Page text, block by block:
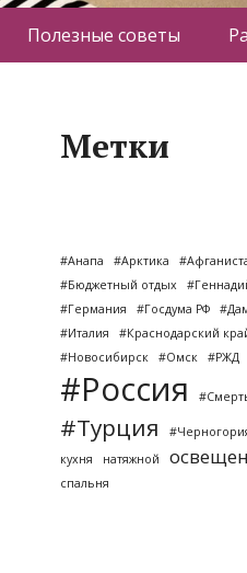
Полезные советы
Метки
#Анапа #Арктика
#Бюджетный отдых
#Германия
#Госдума РФ
#Италия
#Краснодарский
#Новосибирск
#Омск #РЖД
#Россия
#Турция
кухня
натяжной
спальня